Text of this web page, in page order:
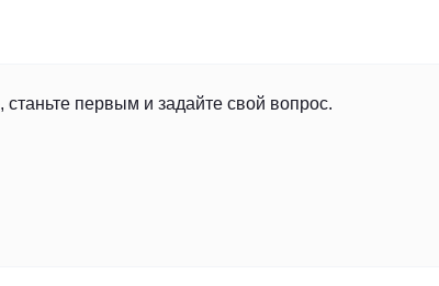
первым и задайте свой вопрос.